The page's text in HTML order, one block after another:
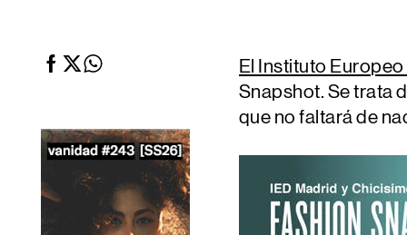
El Instituto
Snapshot. Se trata
que no faltará de